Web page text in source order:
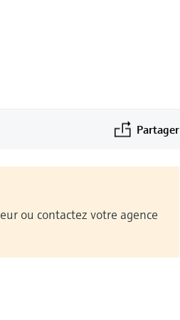
Partager
ou contactez votre agence